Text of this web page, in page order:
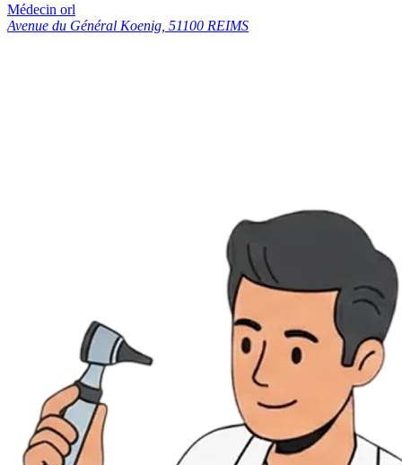
Médecin orl
Avenue du Général Koenig, 51100 REIMS